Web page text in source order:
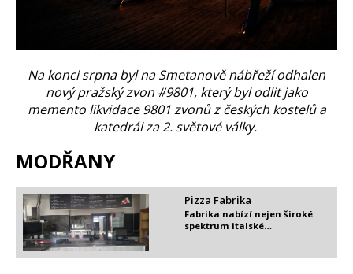
Na konci srpna byl na Smetanově nábřeží odhalen
nový pražský zvon #9801, který byl odlit jako
memento likvidace 9801 zvonů z českých kostelů a
katedrál za 2. světové války.
MODŘANY
Pizza Fabrika
Fabrika nabízí nejen široké
spektrum italské…